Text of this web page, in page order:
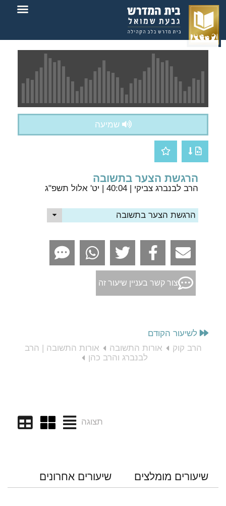
שמיעה
הרגשת הצער בתשובה
הרב לבנברג צביקי | 40:04 | יט' אלול תשפ"ג
הרגשת הצער בתשובה
צור קשר בעניין שיעור זה
לשיעור הקודם
הרב קוק
אורות התשובה
אורות התשובה | הרב
לבנברג והרב כהן
תצוגה
שיעורים מומלצים שיעורים אחרונים